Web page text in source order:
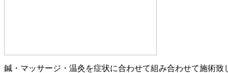
鍼・マッサージ・温灸を症状に合わせて組み合わせて施術致